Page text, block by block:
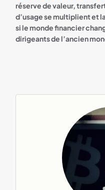
réserve de valeur,
d’usage se multiplient et
si le monde financier
dirigeants de l’ancien